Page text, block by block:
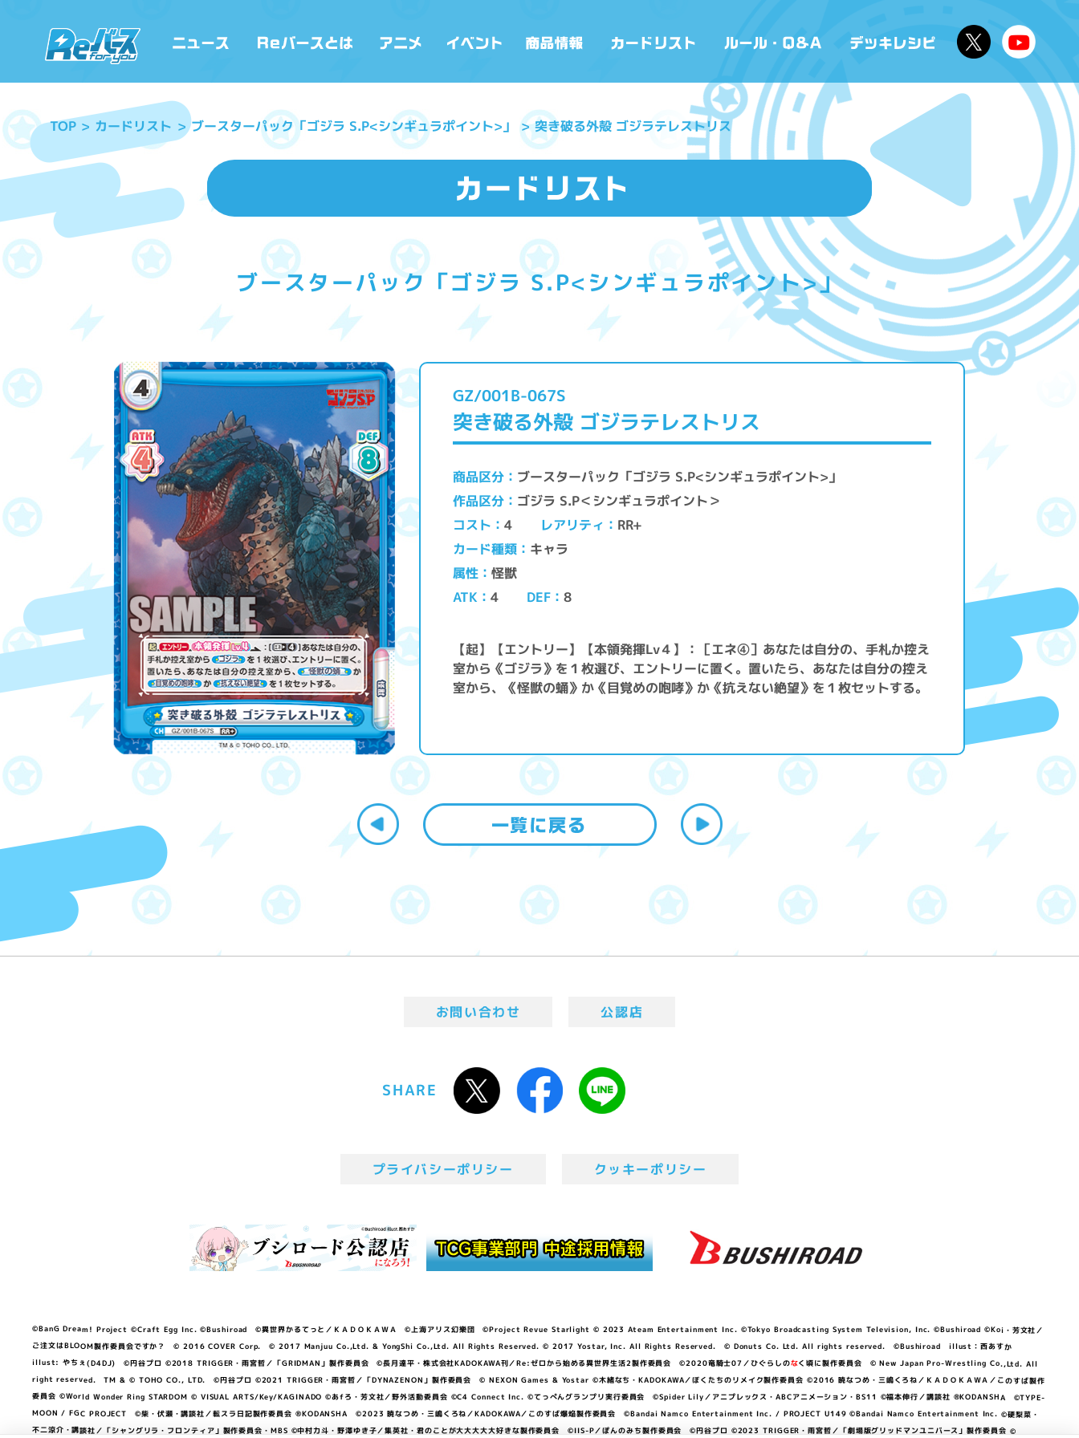
TOP カードリスト ブースターパック「ゴジラ S.P<シンギュラポイント>」 突き破る外殻 ゴジラテレストリス
ブースターパック「ゴジラ S.P<シンギュラポイント>」
GZ/001B-067S
突き破る外殻 ゴジラテレストリス
商品区分 ブースターパック「ゴジラ S.P<シンギュラポイント>」
作品区分 ゴジラ S.P＜シンギュラポイント＞
コスト 4 レアリティ RR+
カード種類 キャラ
属性 怪獣
ATK 4 DEF 8
【起】【エントリー】【本領発揮Lv４】：［エネ④］あなたは自分の、手札か控え
室から《ゴジラ》を１枚選び、エントリーに置く。置いたら、あなたは自分の控え
室から、《怪獣の蛹》か《目覚めの咆哮》か《抗えない絶望》を１枚セットする。
お問い合わせ 公認店
SHARE
プライバシーポリシー クッキーポリシー
©BanG Dream! Project ©Craft Egg Inc. ©Bushiroad ©異世界かるてっと／ＫＡＤＯＫＡＷＡ ©上海アリス幻樂団 ©Project Revue Starlight © 2023 Ateam Entertainment Inc. ©Tokyo Broadcasting System Television, Inc. ©Bushiroad ©Koi・芳文社／
ご注文はBLOOM製作委員会ですか？ © 2016 COVER Corp. © 2017 Manjuu Co.,Ltd. & YongShi Co.,Ltd. All Rights Reserved. © 2017 Yostar, Inc. All Rights Reserved. © Donuts Co. Ltd. All rights reserved. ©Bushiroad illust：西あすか
illust: やちぇ(D4DJ) ©円谷プロ ©2018 TRIGGER・雨宮哲／「GRIDMAN」製作委員会 ©長月達平・株式会社KADOKAWA刊／Re:ゼロから始める異世界生活2製作委員会 ©2020竜騎士07／ひぐらしのなく頃に製作委員会 © New Japan Pro-Wrestling Co.,Ltd. All
right reserved. TM & © TOHO CO., LTD. ©円谷プロ ©2021 TRIGGER・雨宮哲／「DYNAZENON」製作委員会 © NEXON Games & Yostar ©木緒なち・KADOKAWA／ぼくたちのリメイク製作委員会 ©2016 暁なつめ・三嶋くろね／ＫＡＤＯＫＡＷＡ／このすば製作
委員会 ©World Wonder Ring STARDOM © VISUAL ARTS/Key/KAGINADO ©あfろ・芳文社／野外活動委員会 ©C4 Connect Inc. ©てっぺんグランプリ実行委員会 ©Spider Lily／アニプレックス・ABCアニメーション・BS11 ©福本伸行／講談社 ®KODANSHA ©TYPE-
MOON / FGC PROJECT ©柴・伏瀬・講談社／転スラ日記製作委員会 ®KODANSHA ©2023 暁なつめ・三嶋くろね／KADOKAWA／このすば爆焔製作委員会 ©Bandai Namco Entertainment Inc. / PROJECT U149 ©Bandai Namco Entertainment Inc. ©硬梨菜・
不二涼介・講談社／「シャングリラ・フロンティア」製作委員会・MBS ©中村力斗・野澤ゆき子／集英社・君のことが大大大大大好きな製作委員会 ©IIS-P／ぽんのみち製作委員会 ©円谷プロ ©2023 TRIGGER・雨宮哲／「劇場版グリッドマンユニバース」製作委員会 ©